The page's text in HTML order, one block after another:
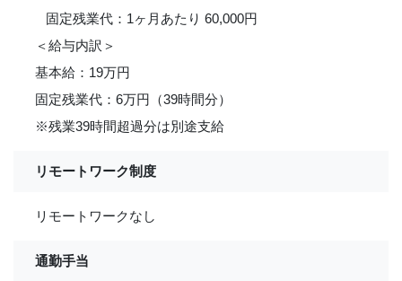
固定残業代：1ヶ月あたり 60,000円
＜給与内訳＞
基本給：19万円
固定残業代：6万円（39時間分）
※残業39時間超過分は別途支給
リモートワーク制度
リモートワークなし
通勤手当